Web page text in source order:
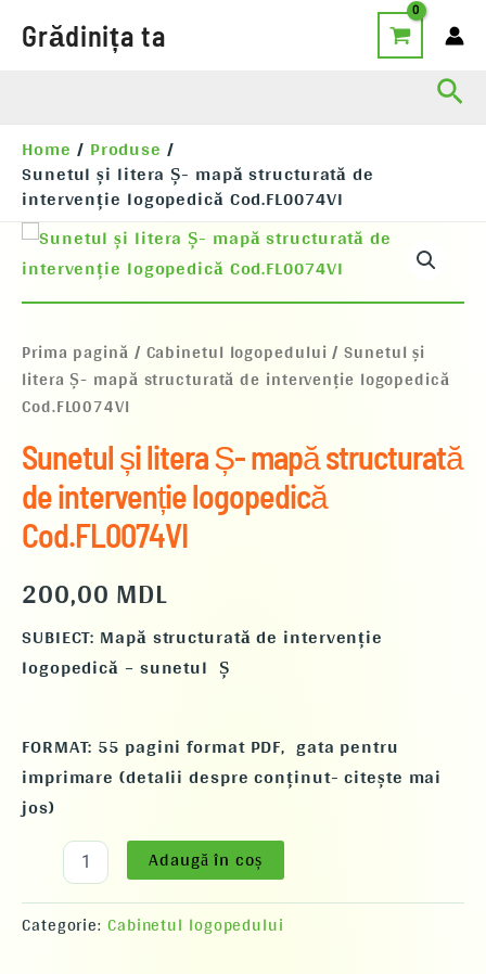
Grădinița ta
Home Produse
Sunetul și litera Ș- mapă structurată de
intervenție logopedică Cod.FL0074VI
Prima pagină / Cabinetul logopedului/ Sunetul și
litera Ș- mapă structurată de intervenție logopedică
Cod.FL0074VI
Sunetul și litera Ș- mapă structurată
de intervenție logopedică
Cod.FL0074VI
200,00MDL
SUBIECT: Mapă structuratăde intervenție
logopedică – sunetul Ș
FORMAT: 55 pagini format PDF, gata pentru
imprimare (detalii despre conținut- citește mai
jos)
Cantitate
Sunetul
și
litera
mapă
structurată
de
intervenție
Cod.FL0074VI
Adaugă în coș
Categorie: Cabinetul logopedului